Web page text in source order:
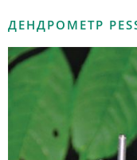
ДЕНДРОМЕТР